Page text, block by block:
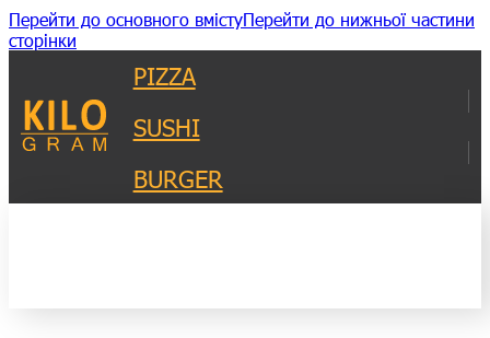
Перейти до основного вмістуПерейти до нижньої частини
сторінки
PIZZA
SUSHI
BURGER